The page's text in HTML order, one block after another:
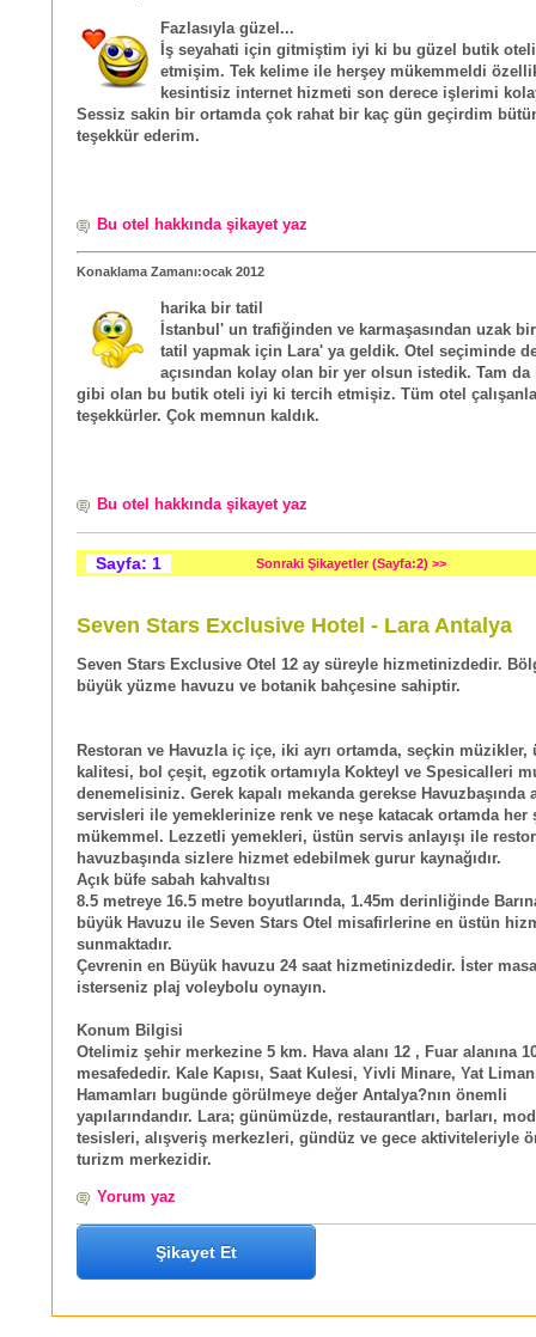
Fazlasıyla güzel...
İş seyahati için gitmiştim iyi ki bu güzel butik
etmişim. Tek kelime ile herşey mükemmeldi
kesintisiz internet hizmeti son derece işlerimi
Sessiz sakin bir ortamda çok rahat bir kaç gün geçirdim
teşekkür ederim.
Bu otel hakkında şikayet yaz
Konaklama Zamanı:ocak 2012
harika bir tatil
İstanbul' un trafiğinden ve karmaşasından uzak
tatil yapmak için Lara' ya geldik. Otel seçiminde
açısından kolay olan bir yer olsun istedik. Tam
gibi olan bu butik oteli iyi ki tercih etmişiz. Tüm otel
teşekkürler. Çok memnun kaldık.
Bu otel hakkında şikayet yaz
Sayfa: 1 Sonraki Şikayetler (Sayfa:2) >>
Seven Stars Exclusive Hotel - Lara Antalya
Seven Stars Exclusive Otel 12 ay süreyle hizmetinizdedir.
büyük yüzme havuzu ve botanik bahçesine sahiptir.
Restoran ve Havuzla iç içe, iki ayrı ortamda, seçkin müzikler,
kalitesi, bol çeşit, egzotik ortamıyla Kokteyl ve Spesicalleri
denemelisiniz. Gerek kapalı mekanda gerekse Havuzbaşında
servisleri ile yemeklerinize renk ve neşe katacak ortamda her
mükemmel. Lezzetli yemekleri, üstün servis anlayışı ile
havuzbaşında sizlere hizmet edebilmek gurur kaynağıdır.
Açık büfe sabah kahvaltısı
8.5 metreye 16.5 metre boyutlarında, 1.45m derinliğinde
büyük Havuzu ile Seven Stars Otel misafirlerine en üstün
sunmaktadır.
Çevrenin en Büyük havuzu 24 saat hizmetinizdedir. İster
isterseniz plaj voleybolu oynayın.
Konum Bilgisi
Otelimiz şehir merkezine 5 km. Hava alanı 12 , Fuar alanına
mesafededir. Kale Kapısı, Saat Kulesi, Yivli Minare, Yat
Hamamları bugünde görülmeye değer Antalya?nın önemli
yapılarındandır. Lara; günümüzde, restaurantları, barları,
tesisleri, alışveriş merkezleri, gündüz ve gece aktiviteleriyle
turizm merkezidir.
Yorum yaz
Şikayet Et